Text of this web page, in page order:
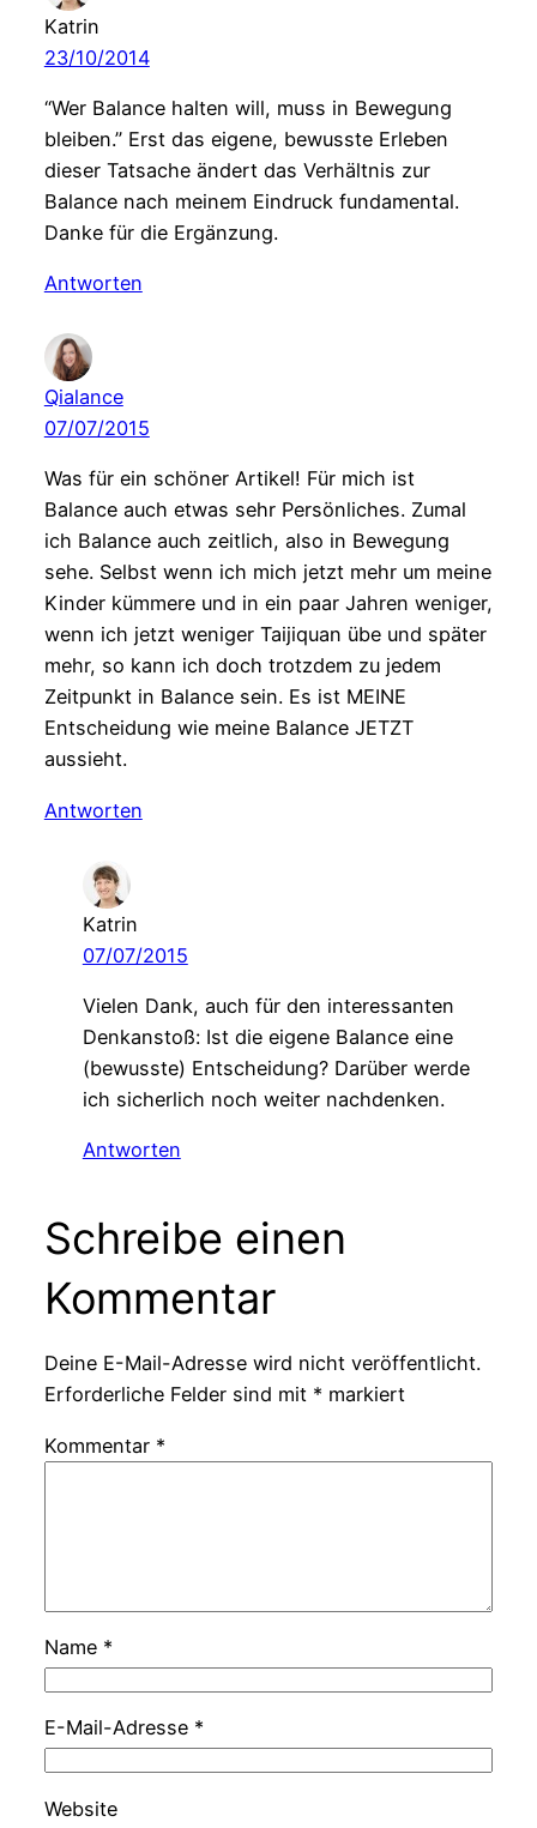
Katrin
23/10/2014
“Wer Balance halten will, muss in Bewegung
bleiben.” Erst das eigene, bewusste Erleben
dieser Tatsache ändert das Verhältnis zur
Balance nach meinem Eindruck fundamental.
Danke für die Ergänzung.
Antworten
Qialance
07/07/2015
Was für ein schöner Artikel! Für mich ist
Balance auch etwas sehr Persönliches. Zumal
ich Balance auch zeitlich, also in Bewegung
sehe. Selbst wenn ich mich jetzt mehr um meine
Kinder kümmere und in ein paar Jahren weniger,
wenn ich jetzt weniger Taijiquan übe und später
mehr, so kann ich doch trotzdem zu jedem
Zeitpunkt in Balance sein. Es ist MEINE
Entscheidung wie meine Balance JETZT
aussieht.
Antworten
Katrin
07/07/2015
Vielen Dank, auch für den interessanten
Denkanstoß: Ist die eigene Balance eine
(bewusste) Entscheidung? Darüber werde
ich sicherlich noch weiter nachdenken.
Antworten
Schreibe einen
Kommentar
Deine E-Mail-Adresse wird nicht veröffentlicht.
Erforderliche Felder sind mit * markiert
Kommentar *
Name *
E-Mail-Adresse *
Website